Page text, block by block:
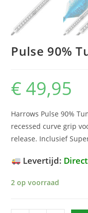
Pulse 90%
€ 49,95
Harrows Pulse 90%
recessed curve grip
release. Inclusief
Levertijd:
2 op voorraad